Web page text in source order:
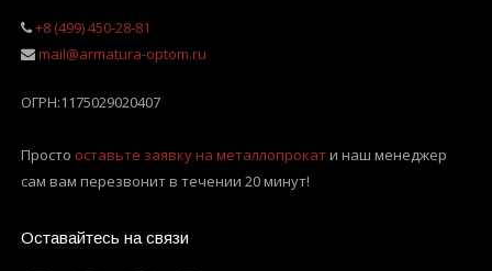
+8 (499) 450-28-81
mail@armatura-optom.ru
ОГРН:1175029020407
Просто оставьте заявку на металлопрокати наш менеджер
сам вам перезвонит в течении 20 минут!
Оставайтесь на связи